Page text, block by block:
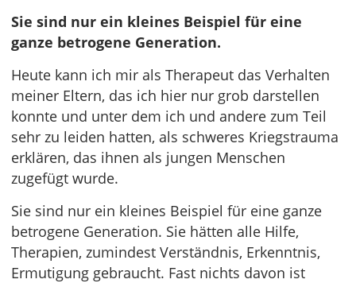
Sie sind nur ein kleines Beispiel für eine
ganze betrogene Generation.
Heute kann ich mir als Therapeut das Verhalten
meiner Eltern, das ich hier nur grob darstellen
konnte und unter dem ich und andere zum Teil
sehr zu leiden hatten, als schweres Kriegstrauma
erklären, das ihnen als jungen Menschen
zugefügt wurde.
Sie sind nur ein kleines Beispiel für eine ganze
betrogene Generation. Sie hätten alle Hilfe,
Therapien, zumindest Verständnis, Erkenntnis,
Ermutigung gebraucht. Fast nichts davon ist